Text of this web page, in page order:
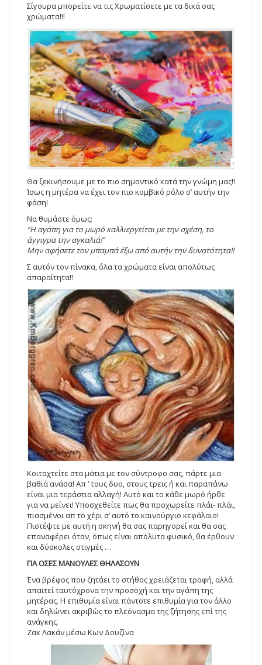
Σίγουρα μπορείτε να τις Χρωματίσετε με τα δικά σας
χρώματα!!!
Θα ξεκινήσουμε με το πιο σημαντικό κατά την γνώμη μας!!
Ίσως η μητέρα να έχει τον πιο κομβικό ρόλο σ’ αυτήν την
φάση!
Να θυμάστε όμως:
“Η αγάπη για το μωρό καλλιεργείται με την σχέση, το
άγγιγμα την αγκαλιά!”
Μην αφήσετε τον μπαμπά έξω από αυτήν την δυνατότητα!!
Σ αυτόν τον πίνακα, όλα τα χρώματα είναι απολύτως
απαραίτητα!!
Κοιταχτείτε στα μάτια με τον σύντροφο σας, πάρτε μια
βαθιά ανάσα! Απ ‘ τους δυο, στους τρεις ή και παραπάνω
είναι μια τεράστια αλλαγή! Αυτό και το κάθε μωρό ήρθε
για να μείνει! Υποσχεθείτε πως θα προχωρείτε πλάι- πλάι,
πιασμένοι απ το χέρι σ’ αυτό το καινούργιο κεφάλαιο!
Πιστέψτε με αυτή η σκηνή θα σας παρηγορεί και θα σας
επαναφέρει όταν, όπως είναι απόλυτα φυσικό, θα έρθουν
και δύσκολες στιγμές …
ΓΙΑ ΟΣΕΣ ΜΑΝΟΥΛΕΣ ΘΗΛΑΣΟΥΝ
Ένα βρέφος που ζητάει το στήθος χρειάζεται τροφή, αλλά
απαιτεί ταυτόχρονα την προσοχή και την αγάπη της
μητέρας. Η επιθυμία είναι πάντοτε επιθυμία για τον άλλο
και δηλώνει ακριβώς το πλεόνασμα της ζήτησης επί της
ανάγκης.
Ζακ Λακάν μέσω Κων Δουζίνα